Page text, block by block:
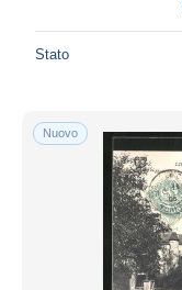
Stato
Nuovo